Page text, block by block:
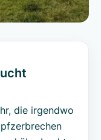
die irgendwo